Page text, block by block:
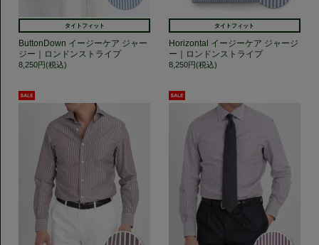
タイトフィット
ButtonDown イージーケア ジャー
ジー｜ロンドンストライプ
8,250円(税込)
タイトフィット
Horizontal イージーケア ジャージ
ー｜ロンドンストライプ
8,250円(税込)